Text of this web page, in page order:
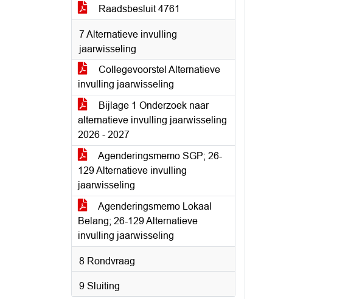
Raadsbesluit 4761
7 Alternatieve invulling
jaarwisseling
Collegevoorstel Alternatieve
invulling jaarwisseling
Bijlage 1 Onderzoek naar
alternatieve invulling jaarwisseling
2026 - 2027
Agenderingsmemo SGP; 26-
129 Alternatieve invulling
jaarwisseling
Agenderingsmemo Lokaal
Belang; 26-129 Alternatieve
invulling jaarwisseling
8 Rondvraag
9 Sluiting